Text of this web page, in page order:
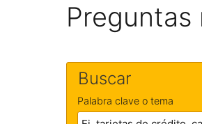
Preguntas
Buscar
Palabra clave o tema